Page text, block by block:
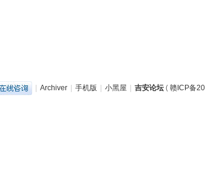
| Archiver | 手机版 | 小黑屋 | 吉安论坛 ( 赣ICP备